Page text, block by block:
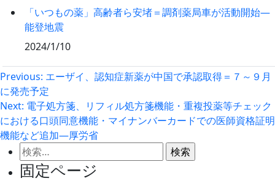
「いつもの薬」高齢者ら安堵＝調剤薬局車が活動開始―
能登地震
2024/1/10
投
稿
ナ
ビ
ゲ
ー
Previous: エーザイ、認知症新薬が中国で承認取得＝７～９月
に発売予定
Next: 電子処方箋、リフィル処方箋機能・重複投薬等チェック
における口頭同意機能・マイナンバーカードでの医師資格証明
機能など追加—厚労省
検
索:
固定ページ